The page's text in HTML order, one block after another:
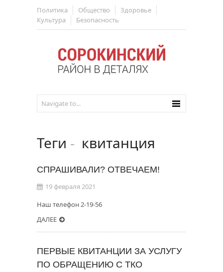
Политика Общество
Здоровье
Культура
Безопасность
Теги - квитанция
СПРАШИВАЛИ? ОТВЕЧАЕМ!
19 февраля 2021
Наш телефон 2-19-56
ДАЛЕЕ
ПЕРВЫЕ КВИТАНЦИИ ЗА УСЛУГУ
ПО ОБРАЩЕНИЮ С ТКО